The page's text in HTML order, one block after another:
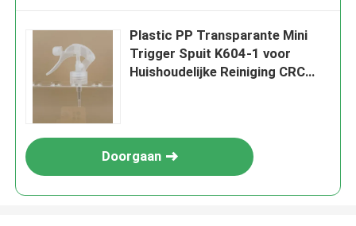
Plastic PP Transparante Mini
Trigger Spuit K604-1 voor
Huishoudelijke Reiniging CRC
Doorgaan